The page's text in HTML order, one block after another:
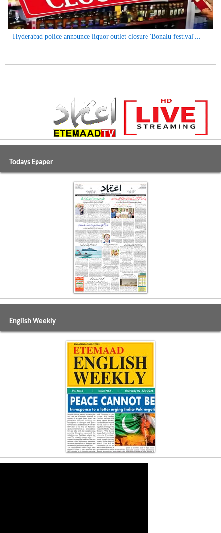
Hyderabad police announce liquor outlet closure 'Bonalu festival'...
Todays Epaper
English Weekly